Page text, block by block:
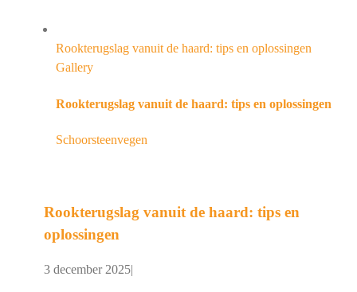
Rookterugslag vanuit de haard: tips en oplossingen
Gallery
Rookterugslag vanuit de haard: tips en oplossingen
Schoorsteenvegen
Rookterugslag vanuit de haard: tips en
oplossingen
3 december 2025|